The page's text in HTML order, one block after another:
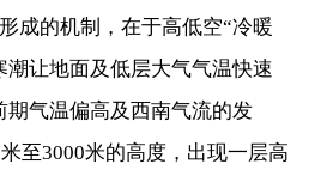
成的机制，在于高低空“冷暖
潮让地面及低层大气气温快速
气温偏高及西南气流的发
至3000米的高度，出现一层高